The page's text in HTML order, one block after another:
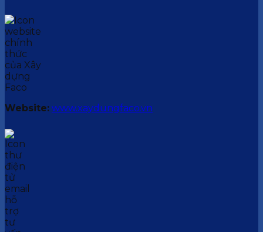
Website: www.xaydungfaco.vn